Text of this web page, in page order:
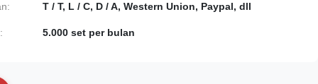
T / T, L / C, D / A, Western Union, Paypal, dll
5.000 set per bulan